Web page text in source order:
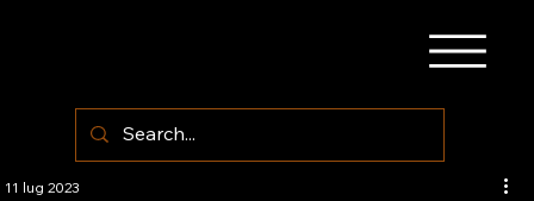
11 lug 2023